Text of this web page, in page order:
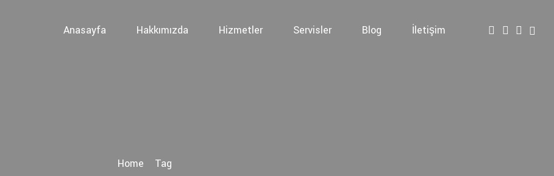
Anasayfa Hakkımızda Hizmetler Servisler Blog İletişim
Home Tag